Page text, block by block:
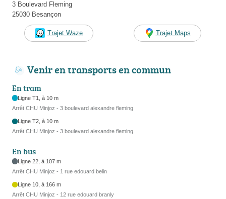
3 Boulevard Fleming
25030 Besançon
Trajet Waze Trajet Maps
Venir en transports en commun
En tram
Ligne T1, à 10 m
Arrêt CHU Minjoz - 3 boulevard alexandre fleming
Ligne T2, à 10 m
Arrêt CHU Minjoz - 3 boulevard alexandre fleming
En bus
Ligne 22, à 107 m
Arrêt CHU Minjoz - 1 rue edouard belin
Ligne 10, à 166 m
Arrêt CHU Minjoz - 12 rue edouard branly